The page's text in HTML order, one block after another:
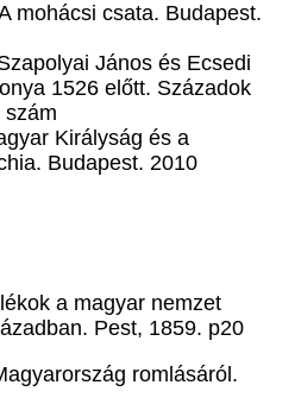
mohácsi csata. Budapest.
János és Ecsedi
1526 előtt. Századok
szám
Királyság és a
Budapest. 2010
a magyar nemzet
Pest, 1859. p20
romlásáról.